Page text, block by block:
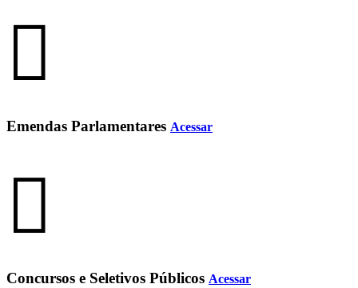
Emendas Parlamentares Acessar
Concursos e Seletivos Públicos Acessar